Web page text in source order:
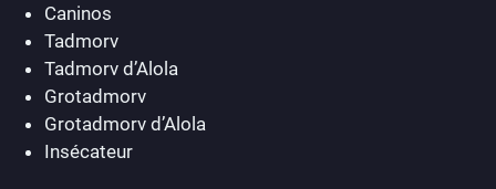
Caninos
Tadmorv
Tadmorv d’Alola
Grotadmorv
Grotadmorv d’Alola
Insécateur